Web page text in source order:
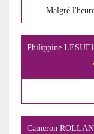
Malgré
Philippine
Cameron